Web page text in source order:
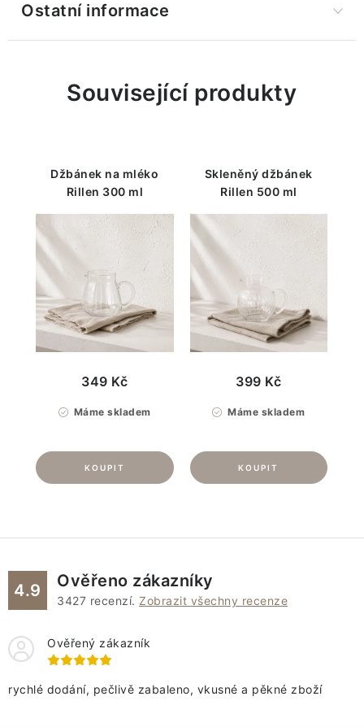
Ostatní informace
Související produkty
Džbánek na mléko
Rillen 300 ml
Máme skladem
349 Kč
Skleněný džbánek
Rillen 500 ml
Máme skladem
399 Kč
4.9 Ověřeno zákazníky
3427 recenzí. Zobrazit všechny recenze
Ověřený zákazník
rychlé dodání, pečlivě zabaleno, vkusné a pěkné zboží